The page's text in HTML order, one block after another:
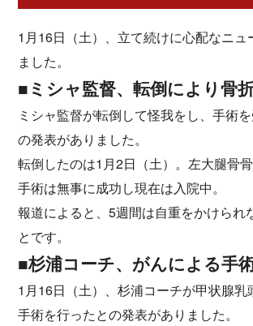
1月16日（土）、立て続けに心配なニュ
ました。
■ミシャ監督、転倒により骨
ミシャ監督が転倒して怪我をし、手術
の発表がありました。
転倒したのは1月2日（土）。左大腿骨骨
手術は無事に成功し現在は入院中。
報道によると、5週間は自重をかけられ
とです。
■杉浦コーチ、がんによる手
1月16日（土）、杉浦コーチが甲状腺乳
手術を行ったとの発表がありました。